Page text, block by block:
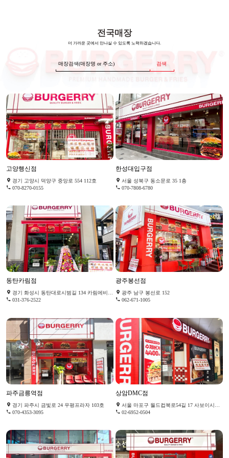
전국매장
더 가까운 곳에서 만나실 수 있도록 노력하겠습니다.
검색
고양행신점
경기 고양시 덕양구 중앙로 554 112호
070-8270-0155
한성대입구점
서울 성북구 동소문로 35 1층
070-7808-6780
동탄카림점
경기 화성시 동탄대로시범길 134 카림에비뉴 1층 1056호
031-376-2522
광주봉선점
광주 남구 봉선로 152
062-671-1005
파주금릉역점
경기 파주시 금빛로 24 우평프라자 103호
070-4353-3095
상암DMC점
서울 마포구 월드컵북로54길 17 사보이시티디엠씨 212호
02-6952-0504